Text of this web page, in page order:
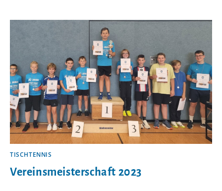
TISCHTENNIS
Vereinsmeisterschaft 2023